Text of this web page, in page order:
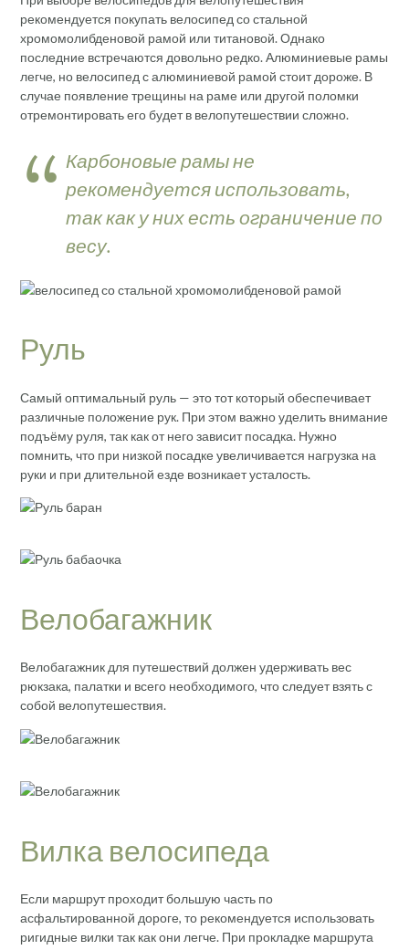
рекомендуется покупать велосипед со стальной
хромомолибденовой рамой или титановой. Однако
последние встречаются довольно редко. Алюминиевые рамы
легче, но велосипед с алюминиевой рамой стоит дороже. В
случае появление трещины на раме или другой поломки
отремонтировать его будет в велопутешествии сложно.
Карбоновые рамы не
рекомендуется использовать,
так как у них есть ограничение по
весу.
Руль
Самый оптимальный руль — это тот который обеспечивает
различные положение рук. При этом важно уделить внимание
подъёму руля, так как от него зависит посадка. Нужно
помнить, что при низкой посадке увеличивается нагрузка на
руки и при длительной езде возникает усталость.
Велобагажник
Велобагажник для путешествий должен удерживать вес
рюкзака, палатки и всего необходимого, что следует взять с
собой велопутешествия.
Вилка велосипеда
Если маршрут проходит большую часть по
асфальтированной дороге, то рекомендуется использовать
ригидные вилки так как они легче. При прокладке маршрута